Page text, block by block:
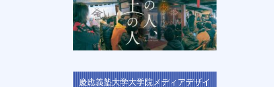
慶應義塾大学大学院メディアデザイ